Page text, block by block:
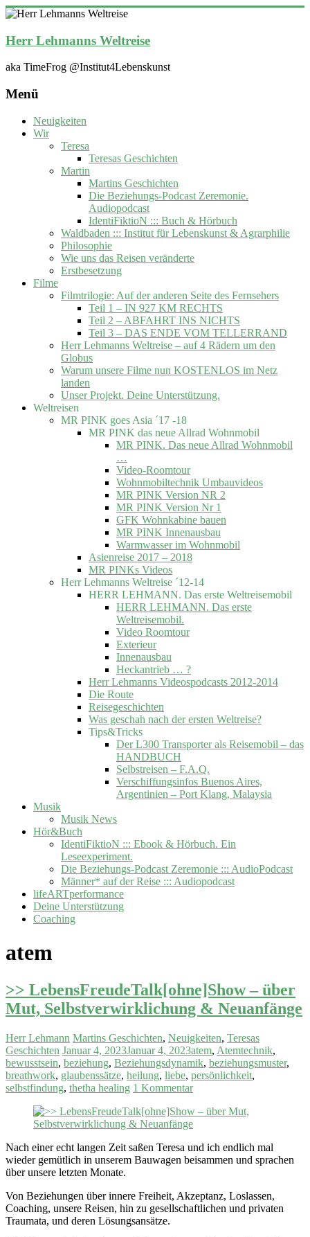
Zum
springen
Herr Lehmanns Weltreise
aka TimeFrog @Institut4Lebenskunst
Menü
Neuigkeiten
Wir
Teresa
Teresas Geschichten
Martin
Martins Geschichten
Die Beziehungs-Podcast Zeremonie.
Audiopodcast
IdentiFiktioN ::: Buch & Hörbuch
Waldbaden ::: Institut für Lebenskunst & Agrarphilie
Philosophie
Wie uns das Reisen veränderte
Erstbesetzung
Filme
Filmtrilogie: Auf der anderen Seite des Fernsehers
Teil 1 – IN 927 KM RECHTS
Teil 2 – ABFAHRT INS NICHTS
Teil 3 – DAS ENDE VOM TELLERRAND
Herr Lehmanns Weltreise – auf 4 Rädern um den
Globus
Warum unsere Filme nun KOSTENLOS im Netz
landen
Unser Projekt. Deine Unterstützung.
Weltreisen
MR PINK goes Asia ´17 -18
MR PINK das neue Allrad Wohnmobil
MR PINK. Das neue Allrad Wohnmobil
…
Video-Roomtour
Wohnmobiltechnik Umbauvideos
MR PINK Version NR 2
MR PINK Version Nr 1
GFK Wohnkabine bauen
MR PINK Innenausbau
Warmwasser im Wohnmobil
Asienreise 2017 – 2018
MR PINKs Videos
Herr Lehmanns Weltreise ´12-14
HERR LEHMANN. Das erste Weltreisemobil
HERR LEHMANN. Das erste
Weltreisemobil.
Video Roomtour
Exterieur
Innenausbau
Heckantrieb … ?
Herr Lehmanns Videospodcasts 2012-2014
Die Route
Reisegeschichten
Was geschah nach der ersten Weltreise?
Tips&Tricks
Der L300 Transporter als Reisemobil – das
HANDBUCH
Selbstreisen – F.A.Q.
Verschiffungsinfos Buenos Aires,
Argentinien – Port Klang, Malaysia
Musik
Musik News
Hör&Buch
IdentiFiktioN ::: Ebook & Hörbuch. Ein
Leseexperiment.
Die Beziehungs-Podcast Zeremonie ::: AudioPodcast
Männer* auf der Reise ::: Audiopodcast
lifeARTperformance
Deine Unterstützung
Coaching
atem
>> LebensFreudeTalk[ohne]Show – über
Mut, Selbstverwirklichung & Neuanfänge
Herr Lehmann Martins Geschichten, Neuigkeiten, Teresas
Geschichten Januar 4, 2023Januar 4, 2023atem, Atemtechnik,
bewusstsein, beziehung, Beziehungsdynamik, beziehungsmuster,
breathwork, glaubenssätze, heilung, liebe, persönlichkeit,
selbstfindung, thetha healing 1 Kommentar
Nach einer echt langen Zeit saßen Teresa und ich endlich mal
wieder gemütlich in unserem Bauwagen beisammen und sprachen
über unsere letzten Monate.
Von Beziehungen über innere Freiheit, Akzeptanz, Loslassen,
Coaching, unsere Reisen, hin zu gesellschaftlichen und privaten
Traumata, und deren Lösungsansätze.